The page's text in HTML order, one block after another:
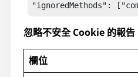
"ignoredMethods":
忽略不安全 Cookie 的報告
欄位